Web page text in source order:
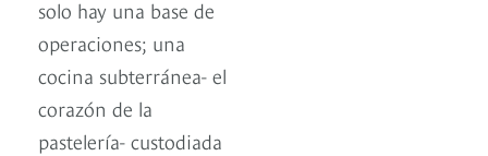
solo hay una base de
operaciones; una
cocina subterránea- el
corazón de la
pastelería- custodiada